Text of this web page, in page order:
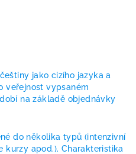
jako cizího jazyka a
veřejnost vypsaném
na základě objednávky
do několika typů (intenzivní
kurzy apod.). Charakteristika